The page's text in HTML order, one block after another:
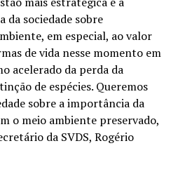
da sociedade sobre
em especial, ao valor
de vida nesse momento em
acelerado da perda da
de espécies. Queremos
sobre a importância da
o meio ambiente preservado,
da SVDS, Rogério